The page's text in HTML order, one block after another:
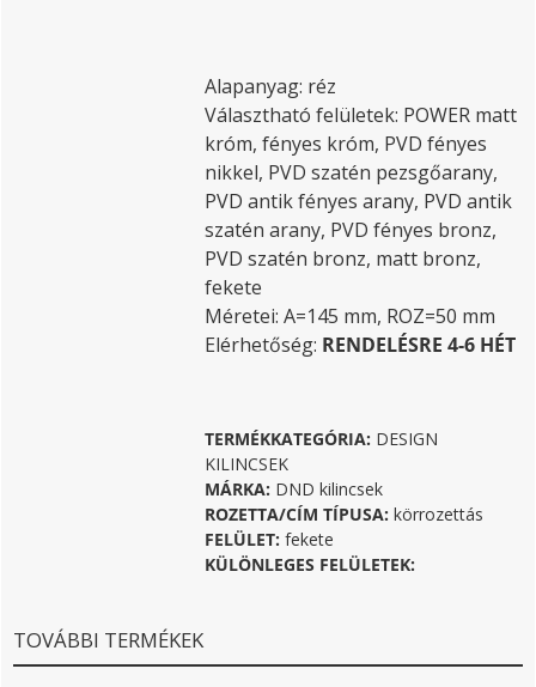
Alapanyag: réz
Választható felületek: POWER matt
króm, fényes króm, PVD fényes
nikkel, PVD szatén pezsgőarany,
PVD antik fényes arany, PVD antik
szatén arany, PVD fényes bronz,
PVD szatén bronz, matt bronz,
fekete
Méretei: A=145 mm, ROZ=50 mm
Elérhetőség: RENDELÉSRE 4-6 HÉT
TERMÉKKATEGÓRIA: DESIGN
KILINCSEK
MÁRKA: DND kilincsek
ROZETTA/CÍM TÍPUSA: körrozettás
FELÜLET: fekete
KÜLÖNLEGES FELÜLETEK:
TOVÁBBI TERMÉKEK